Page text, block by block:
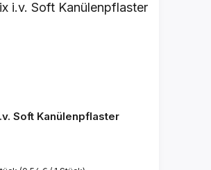
Soft Kanülenpflaster